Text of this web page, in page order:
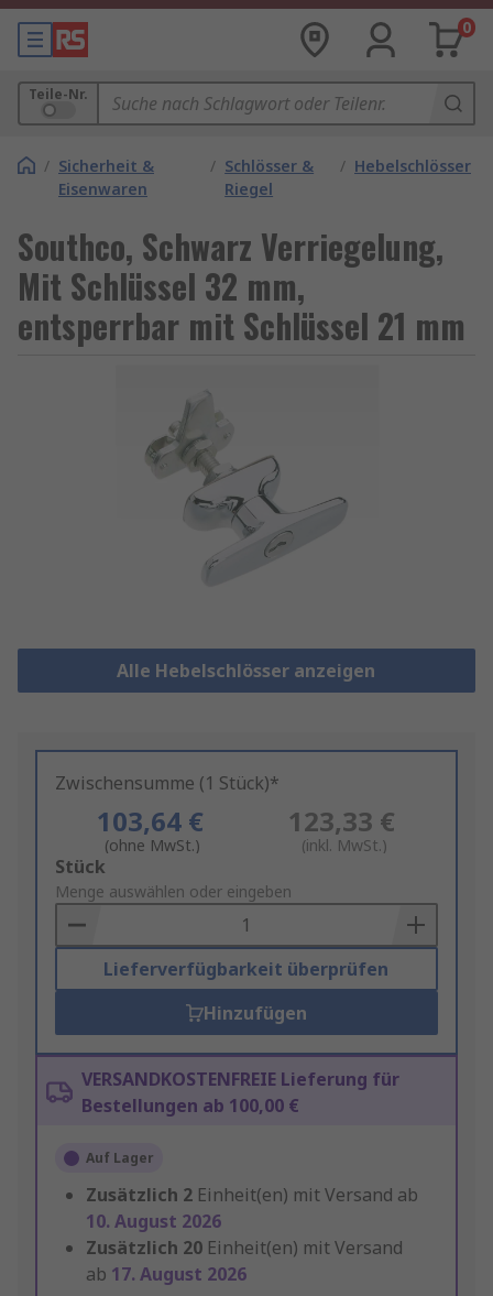
0
Teile-Nr.
/ Sicherheit &
Eisenwaren
/ Schlösser &
Riegel
/ Hebelschlösser
Southco, Schwarz Verriegelung,
Mit Schlüssel 32 mm,
entsperrbar mit Schlüssel 21 mm
Alle Hebelschlösser anzeigen
Zwischensumme (1 Stück)*
103,64 €
(ohne MwSt.)
123,33 €
(inkl. MwSt.)
Add
to
Basket
Stück
Menge auswählen oder eingeben
Lieferverfügbarkeit überprüfen
Hinzufügen
VERSANDKOSTENFREIE Lieferung für
Bestellungen ab 100,00 €
Auf Lager
Zusätzlich 2 Einheit(en) mit Versand ab
10. August 2026
Zusätzlich 20 Einheit(en) mit Versand
ab 17. August 2026